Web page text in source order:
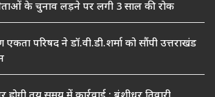
के चुनाव लड़ने पर लगी 3 साल की रोक
एकता परिषद ने डॉ.वी.डी.शर्मा को सौंपी उत्तराखंड